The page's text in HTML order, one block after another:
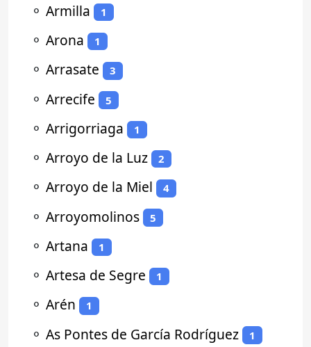
⚬ Armilla 1
⚬ Arona 1
⚬ Arrasate 3
⚬ Arrecife 5
⚬ Arrigorriaga 1
⚬ Arroyo de la Luz 2
⚬ Arroyo de la Miel 4
⚬ Arroyomolinos 5
⚬ Artana 1
⚬ Artesa de Segre 1
⚬ Arén 1
⚬ As Pontes de García Rodríguez 1